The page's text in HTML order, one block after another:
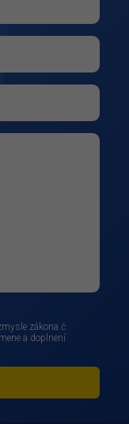
zákona č.
a doplnení